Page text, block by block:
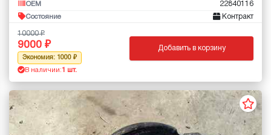
OEM 22840116
Состояние Контракт
10000
9000
Экономия: 1000
В наличии: 1 шт.
Добавить в корзину